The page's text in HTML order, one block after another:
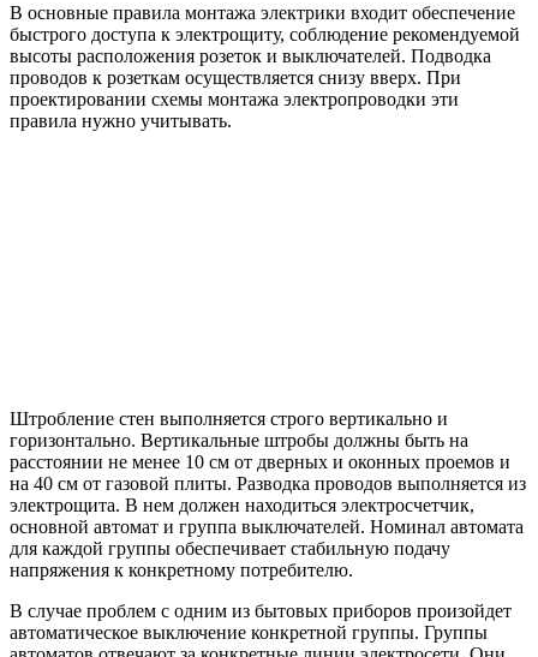
В основные правила монтажа электрики входит обеспечение
быстрого доступа к электрощиту, соблюдение рекомендуемой
высоты расположения розеток и выключателей. Подводка
проводов к розеткам осуществляется снизу вверх. При
проектировании схемы монтажа электропроводки эти
правила нужно учитывать.
Штробление стен выполняется строго вертикально и
горизонтально. Вертикальные штробы должны быть на
расстоянии не менее 10 см от дверных и оконных проемов и
на 40 см от газовой плиты. Разводка проводов выполняется из
электрощита. В нем должен находиться электросчетчик,
основной автомат и группа выключателей. Номинал автомата
для каждой группы обеспечивает стабильную подачу
напряжения к конкретному потребителю.
В случае проблем с одним из бытовых приборов произойдет
автоматическое выключение конкретной группы. Группы